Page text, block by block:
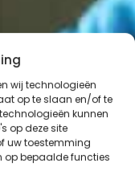
wij technologieën
op te slaan en/of te
kunnen
op deze site
uw toestemming
op bepaalde functies